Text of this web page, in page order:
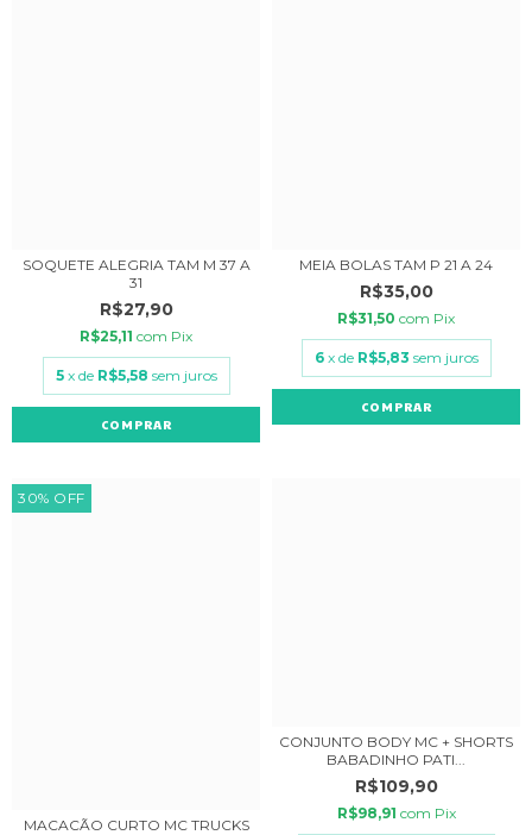
SOQUETE ALEGRIA TAM M 37 A
31
R$27,90
R$25,11 com Pix
5 x de R$5,58 sem juros
COMPRAR
MEIA BOLAS TAM P 21 A 24
R$35,00
R$31,50 com Pix
6 x de R$5,83 sem juros
COMPRAR
30% OFF
MACACÃO CURTO MC TRUCKS
CONJUNTO BODY MC + SHORTS
BABADINHO PATI...
R$109,90
R$98,91 com Pix